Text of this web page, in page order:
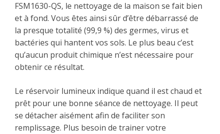
FSM1630-QS, le nettoyage de la maison se fait bien
et à fond. Vous êtes ainsi sûr d’être débarrassé de
la presque totalité (99,9 %) des germes, virus et
bactéries qui hantent vos sols. Le plus beau c’est
qu’aucun produit chimique n’est nécessaire pour
obtenir ce résultat.
Le réservoir lumineux indique quand il est chaud et
prêt pour une bonne séance de nettoyage. Il peut
se détacher aisément afin de faciliter son
remplissage. Plus besoin de trainer votre